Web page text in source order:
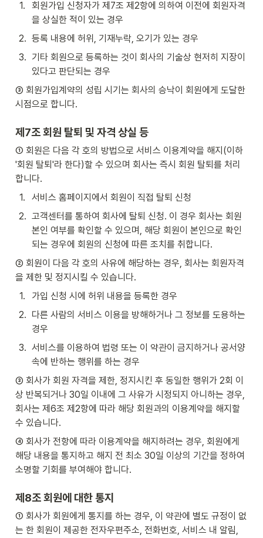
1.
회원가입 신청자가 제7조 제2항에 의하여 이전에 회원자격
을 상실한 적이 있는 경우
2. 등록 내용에 허위, 기재누락, 오기가 있는 경우
3. 기타 회원으로 등록하는 것이 회사의 기술상 현저히 지장이
있다고 판단되는 경우
③ 회원가입계약의 성립 시기는 회사의 승낙이 회원에게 도달한
시점으로 합니다.
제7조 회원 탈퇴 및 자격 상실 등
① 회원은 다음 각 호의 방법으로 서비스 이용계약을 해지(이하
'회원 탈퇴'라 한다)할 수 있으며 회사는 즉시 회원 탈퇴를 처리
합니다.
1.
서비스 홈페이지에서 회원이 직접 탈퇴 신청
2. 고객센터를 통하여 회사에 탈퇴 신청. 이 경우 회사는 회원
본인 여부를 확인할 수 있으며, 해당 회원이 본인으로 확인
되는 경우에 회원의 신청에 따른 조치를 취합니다.
② 회원이 다음 각 호의 사유에 해당하는 경우, 회사는 회원자격
을 제한 및 정지시킬 수 있습니다.
1.
가입 신청 시에 허위 내용을 등록한 경우
2. 다른 사람의 서비스 이용을 방해하거나 그 정보를 도용하는
경우
3. 서비스를 이용하여 법령 또는 이 약관이 금지하거나 공서양
속에 반하는 행위를 하는 경우
③ 회사가 회원 자격을 제한, 정지시킨 후 동일한 행위가 2회 이
상 반복되거나 30일 이내에 그 사유가 시정되지 아니하는 경우,
회사는 제6조 제2항에 따라 해당 회원과의 이용계약을 해지할
수 있습니다.
④ 회사가 전항에 따라 이용계약을 해지하려는 경우, 회원에게
해당 내용을 통지하고 해지 전 최소 30일 이상의 기간을 정하여
소명할 기회를 부여해야 합니다.
제8조 회원에 대한 통지
① 회사가 회원에게 통지를 하는 경우, 이 약관에 별도 규정이 없
는 한 회원이 제공한 전자우편주소, 전화번호, 서비스 내 알림,